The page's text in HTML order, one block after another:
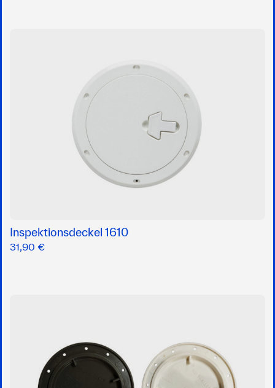
Inspektionsdeckel 1610
31,90 €